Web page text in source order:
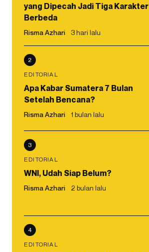
yang Dipecah Jadi Tiga Karakter
Berbeda
Risma Azhari 3 hari lalu
2
EDITORIAL
Apa Kabar Sumatera 7 Bulan
Setelah Bencana?
Risma Azhari 1 bulan lalu
3
EDITORIAL
WNI, Udah Siap Belum?
Risma Azhari 2 bulan lalu
4
EDITORIAL